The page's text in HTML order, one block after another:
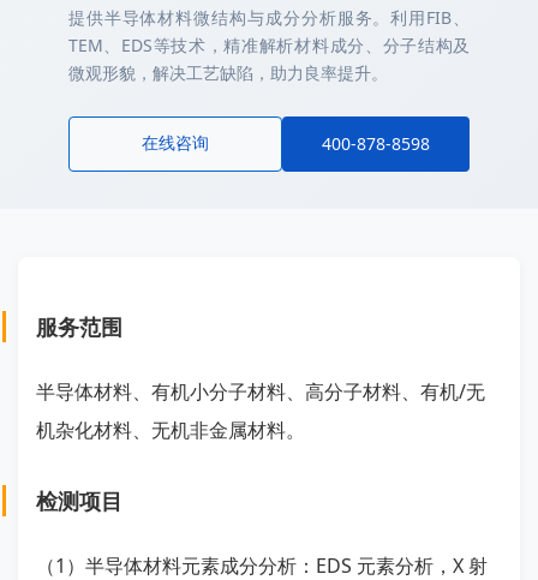
提供半导体材料微结构与成分分析服务。利用FIB、
TEM、EDS等技术，精准解析材料成分、分子结构及
微观形貌，解决工艺缺陷，助力良率提升。
在线咨询 400-878-8598
服务范围
半导体材料、有机小分子材料、高分子材料、有机/无
机杂化材料、无机非金属材料。
检测项目
（1）半导体材料元素成分分析：EDS 元素分析，X 射